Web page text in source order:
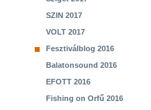
SZIN 2017
VOLT 2017
Fesztiválblog 2016
Balatonsound 2016
EFOTT 2016
Fishing on Orfű 2016